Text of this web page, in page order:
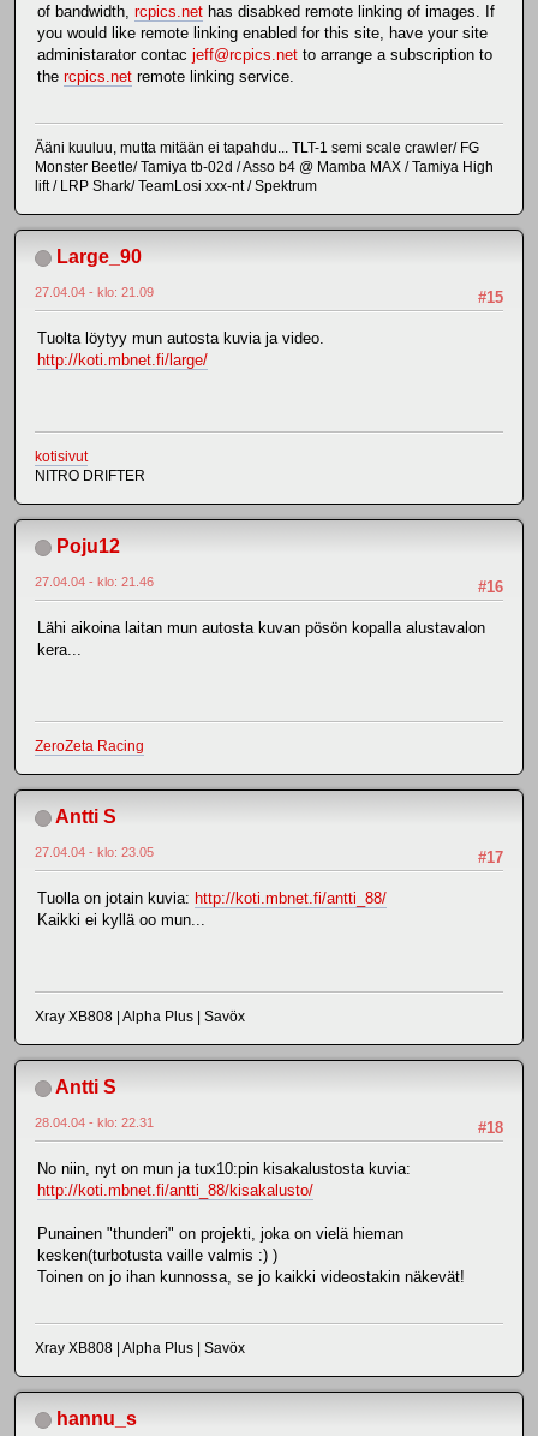
of bandwidth, rcpics.net has disabked remote linking of images. If
you would like remote linking enabled for this site, have your site
administarator contac jeff@rcpics.net to arrange a subscription to
the rcpics.net remote linking service.
Ääni kuuluu, mutta mitään ei tapahdu... TLT-1 semi scale crawler/ FG
Monster Beetle/ Tamiya tb-02d / Asso b4 @ Mamba MAX / Tamiya High
lift / LRP Shark/ TeamLosi xxx-nt / Spektrum
Large_90
#15
27.04.04 - klo: 21.09
Tuolta löytyy mun autosta kuvia ja video.
http://koti.mbnet.fi/large/
kotisivut
NITRO DRIFTER
Poju12
#16
27.04.04 - klo: 21.46
Lähi aikoina laitan mun autosta kuvan pösön kopalla alustavalon
kera...
ZeroZeta Racing
Antti S
#17
27.04.04 - klo: 23.05
Tuolla on jotain kuvia: http://koti.mbnet.fi/antti_88/
Kaikki ei kyllä oo mun...
Xray XB808 | Alpha Plus | Savöx
Antti S
#18
28.04.04 - klo: 22.31
No niin, nyt on mun ja tux10:pin kisakalustosta kuvia:
http://koti.mbnet.fi/antti_88/kisakalusto/
Punainen "thunderi" on projekti, joka on vielä hieman
kesken(turbotusta vaille valmis :) )
Toinen on jo ihan kunnossa, se jo kaikki videostakin näkevät!
Xray XB808 | Alpha Plus | Savöx
hannu_s